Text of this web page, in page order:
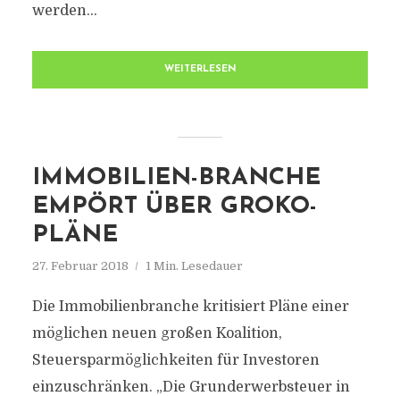
werden...
WEITERLESEN
IMMOBILIEN-BRANCHE
EMPÖRT ÜBER GROKO-
PLÄNE
27. Februar 2018 1 Min. Lesedauer
Die Immobilienbranche kritisiert Pläne einer
möglichen neuen großen Koalition,
Steuersparmöglichkeiten für Investoren
einzuschränken. „Die Grunderwerbsteuer in